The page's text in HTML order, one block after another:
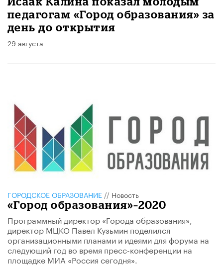
педагогам «Город образования» за
день до открытия
29 августа
ГОРОДСКОЕ ОБРАЗОВАНИЕ // Новость
«Город образования»–2020
Программный директор «Города образования»,
директор МЦКО Павел Кузьмин поделился
организационными планами и идеями для форума на
следующий год во время пресс-конференции на
площадке МИА «Россия сегодня».